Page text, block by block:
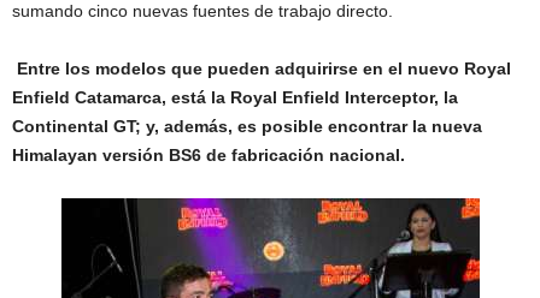
sumando cinco nuevas fuentes de trabajo directo.
Entre los modelos que pueden adquirirse en el nuevo Royal
Enfield Catamarca, está la Royal Enfield Interceptor, la
Continental GT; y, además, es posible encontrar la nueva
Himalayan versión BS6 de fabricación nacional.